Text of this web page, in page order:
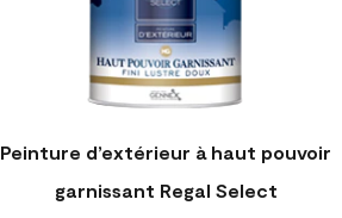
Peinture d’extérieur à haut pouvoir
garnissant Regal Select